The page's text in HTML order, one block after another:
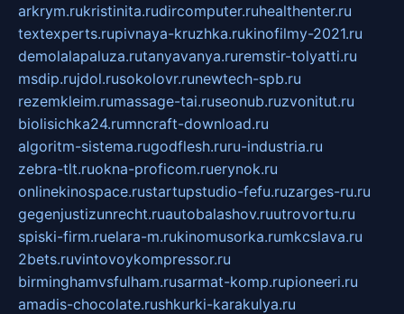
arkrym.rukristinita.rudircomputer.ruhealthenter.ru
textexperts.rupivnaya-kruzhka.rukinofilmy-2021.ru
demolalapaluza.rutanyavanya.ruremstir-tolyatti.ru
msdip.rujdol.rusokolovr.runewtech-spb.ru
rezemkleim.rumassage-tai.ruseonub.ruzvonitut.ru
biolisichka24.rumncraft-download.ru
algoritm-sistema.rugodflesh.ruru-industria.ru
zebra-tlt.ruokna-proficom.ruerynok.ru
onlinekinospace.rustartupstudio-fefu.ruzarges-ru.ru
gegenjustizunrecht.ruautobalashov.ruutrovortu.ru
spiski-firm.ruelara-m.rukinomusorka.rumkcslava.ru
2bets.ruvintovoykompressor.ru
birminghamvsfulham.rusarmat-komp.rupioneeri.ru
amadis-chocolate.rushkurki-karakulya.ru